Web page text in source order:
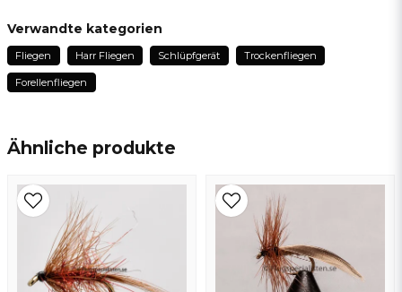
Ähnliche produkte
Fragen sie uns etwas zu diesem produkt...
E-Mail addresse
Ja, sie können meine frage veröffentlichen
Verwandte kategorien
Fliegen Harr Fliegen Schlüpfgerät Trockenfliegen
Forellenfliegen